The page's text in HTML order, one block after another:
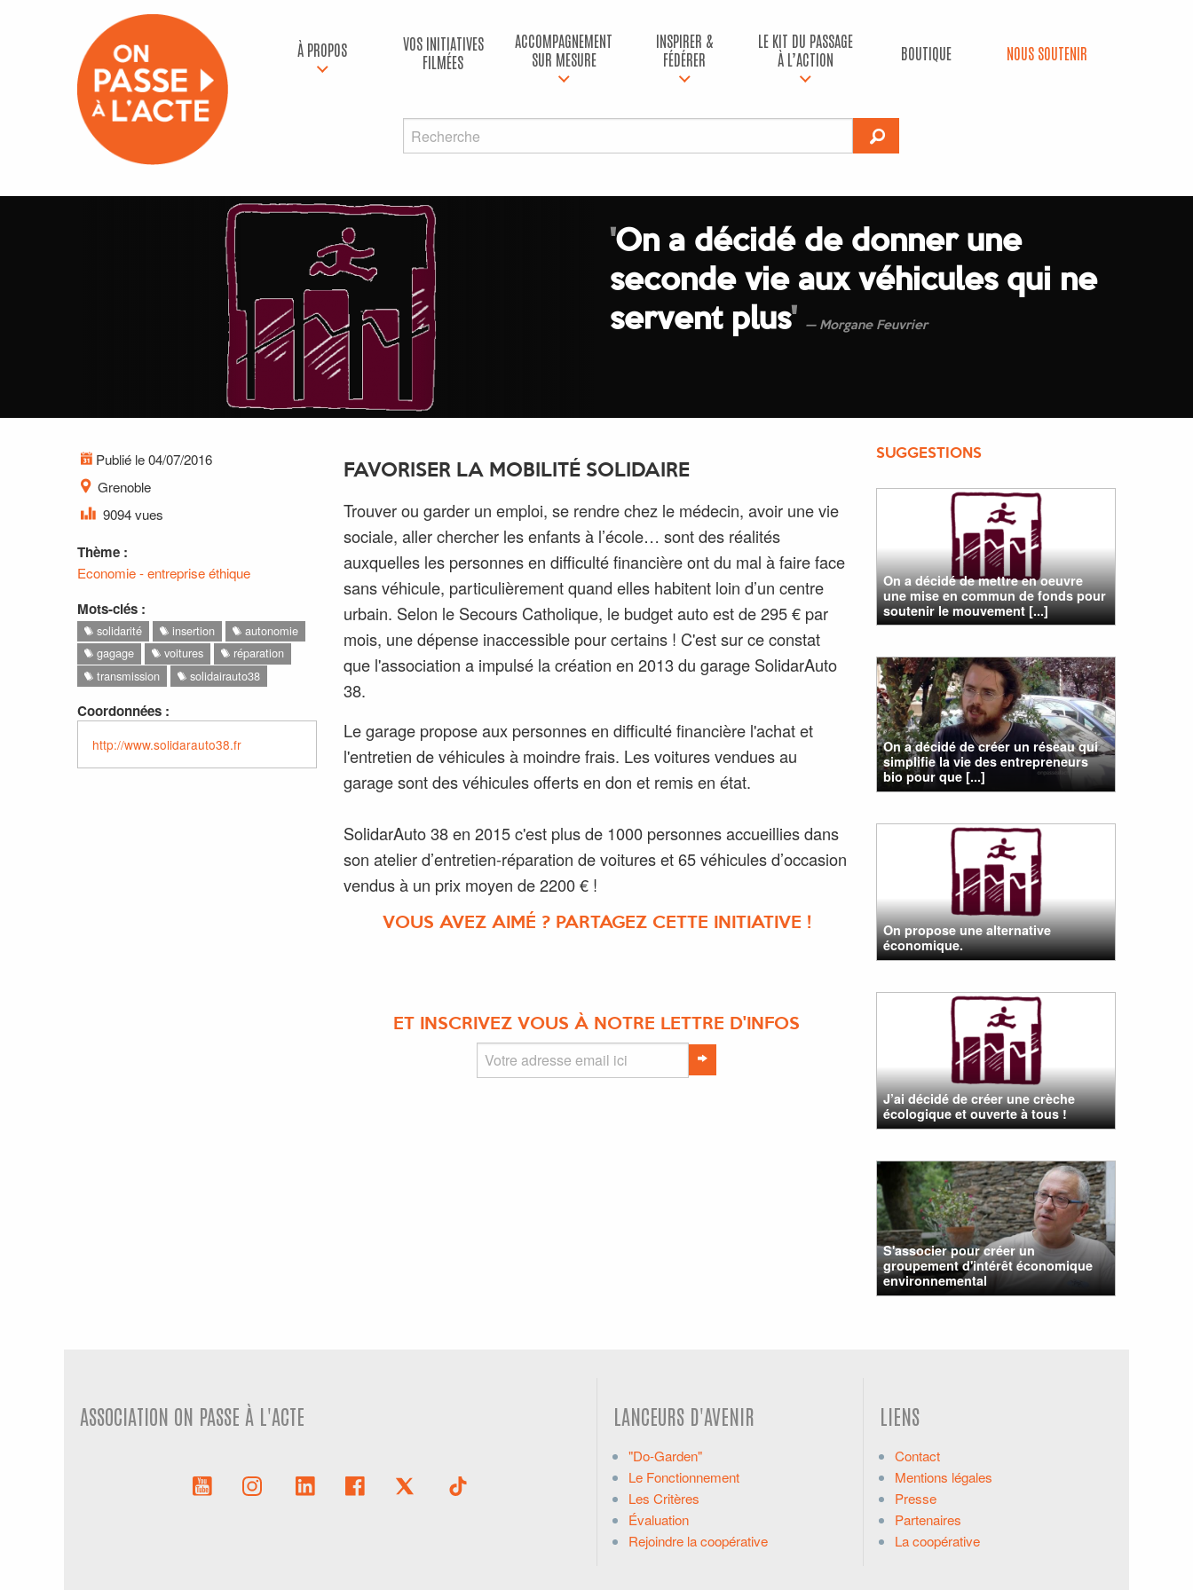
À PROPOS
VOS INITIATIVES
FILMÉES
ACCOMPAGNEMENT
SUR MESURE
INSPIRER &
FÉDÉRER
LE KIT DU PASSAGE
À L’ACTION
BOUTIQUE NOUS SOUTENIR
'On a décidé de donner une
seconde vie aux véhicules qui ne
servent plus' Morgane Feuvrier
Publié le 04/07/2016
Grenoble
9094 vues
Thème :
Economie - entreprise éthique
Mots-clés :
solidarité insertion
autonomie
gagage
voitures
réparation
transmission
solidairauto38
Coordonnées :
http://www.solidarauto38.fr
FAVORISER LA MOBILITÉ SOLIDAIRE
Trouver ou garder un emploi, se rendre chez le médecin, avoir une vie
sociale, aller chercher les enfants à l’école… sont des réalités
auxquelles les personnes en difficulté financière ont du mal à faire face
sans véhicule, particulièrement quand elles habitent loin d’un centre
urbain. Selon le Secours Catholique, le budget auto est de 295 € par
mois, une dépense inaccessible pour certains ! C'est sur ce constat
que l'association a impulsé la création en 2013 du garage SolidarAuto
38.
Le garage propose aux personnes en difficulté financière l'achat et
l'entretien de véhicules à moindre frais. Les voitures vendues au
garage sont des véhicules offerts en don et remis en état.
SolidarAuto 38 en 2015 c'est plus de 1000 personnes accueillies dans
son atelier d’entretien-réparation de voitures et 65 véhicules d’occasion
vendus à un prix moyen de 2200 € !
VOUS AVEZ AIMÉ ? PARTAGEZ CETTE INITIATIVE !
ET INSCRIVEZ VOUS À NOTRE LETTRE D'INFOS
SUGGESTIONS
On a décidé de mettre en oeuvre
une mise en commun de fonds pour
soutenir le mouvement [...]
On a décidé de créer un réseau qui
simplifie la vie des entrepreneurs
bio pour que [...]
On propose une alternative
économique.
J’ai décidé de créer une crèche
écologique et ouverte à tous !
S'associer pour créer un
groupement d'intérêt économique
environnemental
ASSOCIATION ON PASSE À L'ACTE LANCEURS D'AVENIR
"Do-Garden"
Le Fonctionnement
Les Critères
Évaluation
Rejoindre la coopérative
LIENS
Contact
Mentions légales
Presse
Partenaires
La coopérative